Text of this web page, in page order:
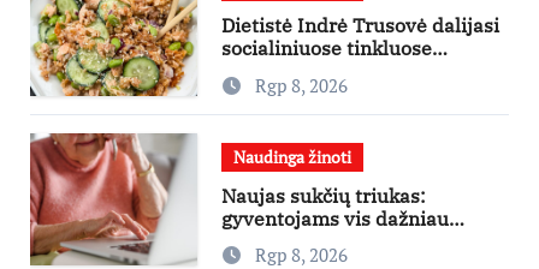
Dietistė Indrė Trusovė dalijasi
socialiniuose tinkluose
išpopuliarėjusiu lašišos salotų
receptuRgp 8, 2026
Naudinga žinoti
Naujas sukčių triukas:
gyventojams vis dažniau
skambina per „Viber“
Rgp 8, 2026